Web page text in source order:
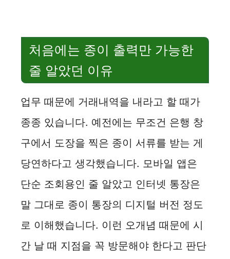
처음에는 종이 출력만 가능한
줄 알았던 이유
업무 때문에 거래내역을 내라고 할 때가
종종 있습니다. 예전에는 무조건 은행 창
구에서 도장을 찍은 종이 서류를 받는 게
당연하다고 생각했습니다. 모바일 앱은
단순 조회용인 줄 알았고 인터넷 통장은
말 그대로 종이 통장의 디지털 버전 정도
로 이해했습니다. 이런 오개념 때문에 시
간 날 때 지점을 꼭 방문해야 한다고 판단